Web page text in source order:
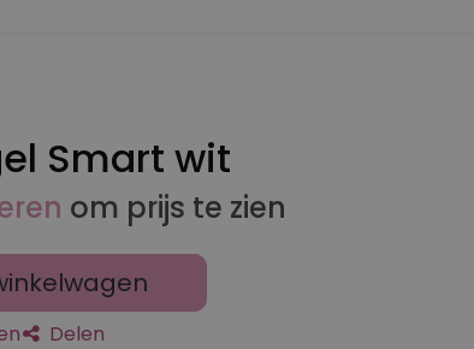
Smart wit
om prijs te zien
Delen